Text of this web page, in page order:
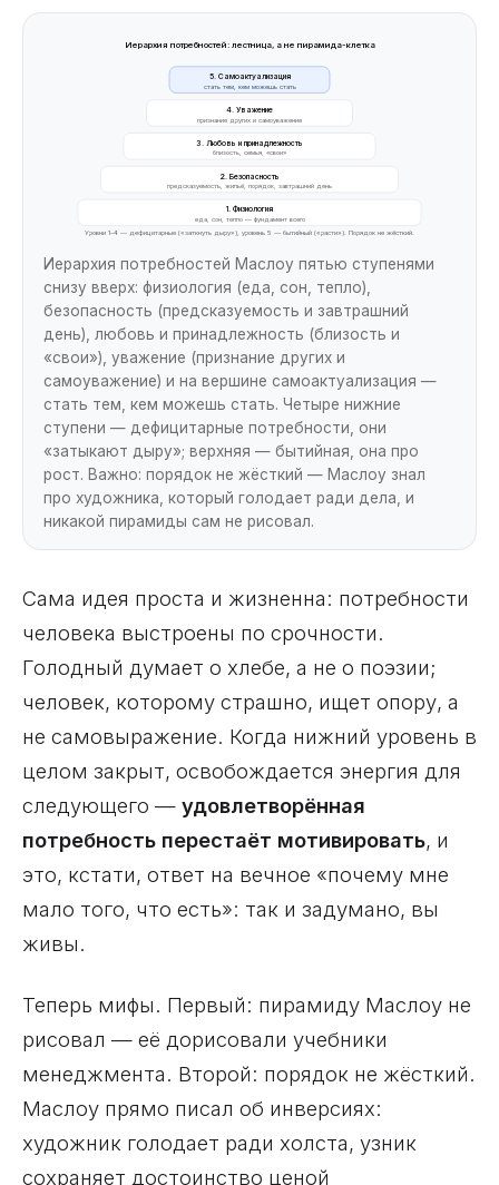
Иерархия потребностей: лестница, а не пирамида-клетка
1. Физиология
еда, сон, тепло — фундамент всего
2. Безопасность
предсказуемость, жильё, порядок, завтрашний день
3. Любовь и принадлежность
близость, семья, «свои»
4. Уважение
признание других и самоуважение
5. Самоактуализация
стать тем, кем можешь стать
Уровни 1–4 — дефицитарные («заткнуть дыру»), уровень 5 — бытийный («расти»). Порядок не жёсткий.
Иерархия потребностей Маслоу пятью ступенями
снизу вверх: физиология (еда, сон, тепло),
безопасность (предсказуемость и завтрашний
день), любовь и принадлежность (близость и
«свои»), уважение (признание других и
самоуважение) и на вершине самоактуализация —
стать тем, кем можешь стать. Четыре нижние
ступени — дефицитарные потребности, они
«затыкают дыру»; верхняя — бытийная, она про
рост. Важно: порядок не жёсткий — Маслоу знал
про художника, который голодает ради дела, и
никакой пирамиды сам не рисовал.
Сама идея проста и жизненна: потребности
человека выстроены по срочности.
Голодный думает о хлебе, а не о поэзии;
человек, которому страшно, ищет опору, а
не самовыражение. Когда нижний уровень в
целом закрыт, освобождается энергия для
следующего — удовлетворённая
потребность перестаёт мотивировать, и
это, кстати, ответ на вечное «почему мне
мало того, что есть»: так и задумано, вы
живы.
Теперь мифы. Первый: пирамиду Маслоу не
рисовал — её дорисовали учебники
менеджмента. Второй: порядок не жёсткий.
Маслоу прямо писал об инверсиях:
художник голодает ради холста, узник
сохраняет достоинство ценой